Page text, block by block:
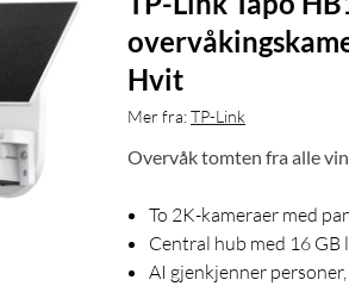
Hvit
Mer fra:TP-Link
Overvåk tomten fra alle
To 2K-kameraer med
Central hub med 16 GB
AI gjenkjenner